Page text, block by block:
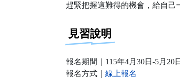
趕緊把握這難得的機會，給自己
見習說明
報名期間｜115年4月30日-5月20日
報名方式｜ 線上報名